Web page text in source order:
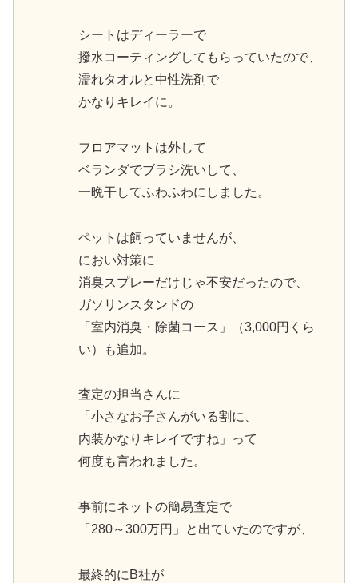
シートはディーラーで
撥水コーティングしてもらっていたので、
濡れタオルと中性洗剤で
かなりキレイに。
フロアマットは外して
ベランダでブラシ洗いして、
一晩干してふわふわにしました。
ペットは飼っていませんが、
におい対策に
消臭スプレーだけじゃ不安だったので、
ガソリンスタンドの
「室内消臭・除菌コース」（3,000円くら
い）も追加。
査定の担当さんに
「小さなお子さんがいる割に、
内装かなりキレイですね」って
何度も言われました。
事前にネットの簡易査定で
「280～300万円」と出ていたのですが、
最終的にB社が